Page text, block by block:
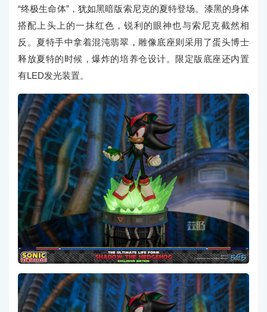
“终极生命体”，犹如黑暗版索尼克的夏特登场。漆黑的身体
搭配上头上的一抹红色，锐利的眼神也与索尼克截然相
反。夏特手中拿着混沌翡翠，雕像底座则采用了蛋头博士
释放夏特的时候，爆炸的培养仓设计。限定版底座还内置
有LED发光装置。